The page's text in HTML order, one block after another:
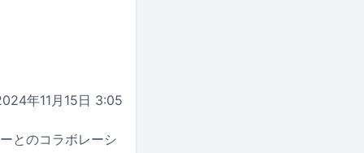
年11月15日 3:05
とのコラボレーシ